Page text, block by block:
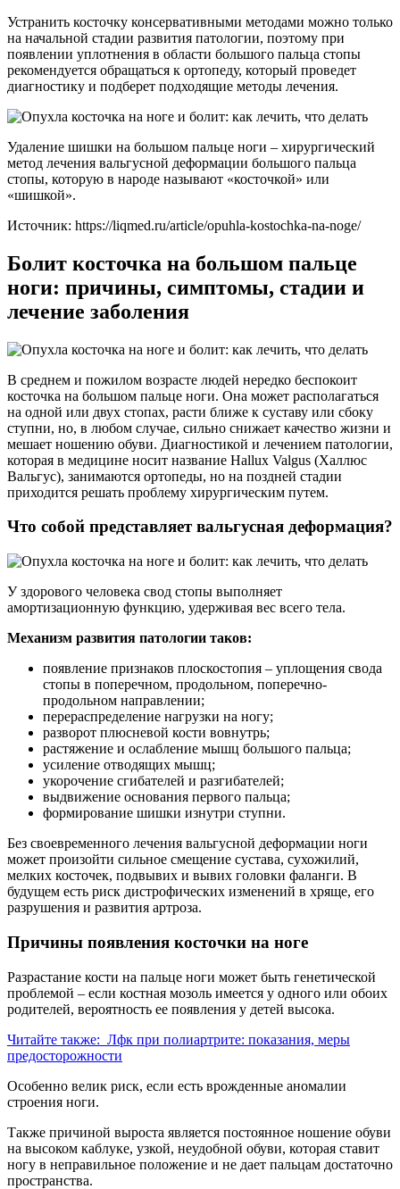
Устранить косточку консервативными методами можно только
на начальной стадии развития патологии, поэтому при
появлении уплотнения в области большого пальца стопы
рекомендуется обращаться к ортопеду, который проведет
диагностику и подберет подходящие методы лечения.
Удаление шишки на большом пальце ноги – хирургический
метод лечения вальгусной деформации большого пальца
стопы, которую в народе называют «косточкой» или
«шишкой».
Источник: https://liqmed.ru/article/opuhla-kostochka-na-noge/
Болит косточка на большом пальце
ноги: причины, симптомы, стадии и
лечение заболения
В среднем и пожилом возрасте людей нередко беспокоит
косточка на большом пальце ноги. Она может располагаться
на одной или двух стопах, расти ближе к суставу или сбоку
ступни, но, в любом случае, сильно снижает качество жизни и
мешает ношению обуви. Диагностикой и лечением патологии,
которая в медицине носит название Hallux Valgus (Халлюс
Вальгус), занимаются ортопеды, но на поздней стадии
приходится решать проблему хирургическим путем.
Что собой представляет вальгусная деформация?
У здорового человека свод стопы выполняет
амортизационную функцию, удерживая вес всего тела.
Механизм развития патологии таков:
появление признаков плоскостопия – уплощения свода
стопы в поперечном, продольном, поперечно-
продольном направлении;
перераспределение нагрузки на ногу;
разворот плюсневой кости вовнутрь;
растяжение и ослабление мышц большого пальца;
усиление отводящих мышц;
укорочение сгибателей и разгибателей;
выдвижение основания первого пальца;
формирование шишки изнутри ступни.
Без своевременного лечения вальгусной деформации ноги
может произойти сильное смещение сустава, сухожилий,
мелких косточек, подвывих и вывих головки фаланги. В
будущем есть риск дистрофических изменений в хряще, его
разрушения и развития артроза.
Причины появления косточки на ноге
Разрастание кости на пальце ноги может быть генетической
проблемой – если костная мозоль имеется у одного или обоих
родителей, вероятность ее появления у детей высока.
Читайте также: Лфк при полиартрите: показания, меры
предосторожности
Особенно велик риск, если есть врожденные аномалии
строения ноги.
Также причиной выроста является постоянное ношение обуви
на высоком каблуке, узкой, неудобной обуви, которая ставит
ногу в неправильное положение и не дает пальцам достаточно
пространства.